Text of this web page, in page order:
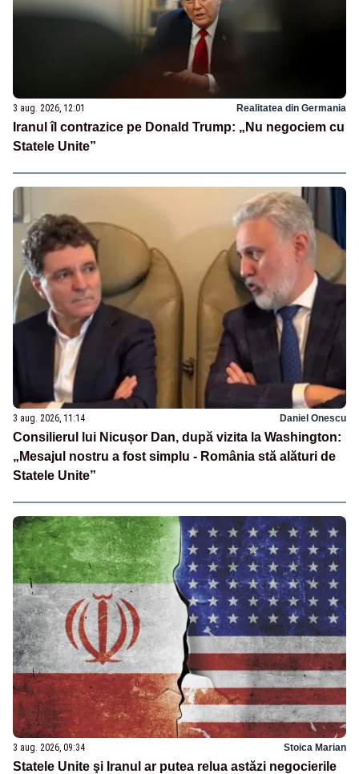
3 aug. 2026, 12:01 Realitatea din Germania
Iranul îl contrazice pe Donald Trump: „Nu negociem cu
Statele Unite”
3 aug. 2026, 11:14 Daniel Onescu
Consilierul lui Nicușor Dan, după vizita la Washington:
„Mesajul nostru a fost simplu - România stă alături de
Statele Unite”
3 aug. 2026, 09:34 Stoica Marian
Statele Unite şi Iranul ar putea relua astăzi negocierile